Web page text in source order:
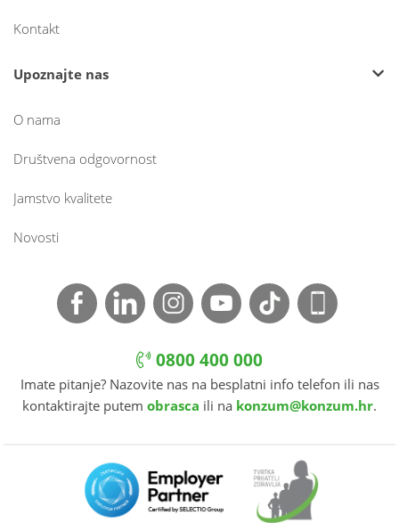
Kontakt
Upoznajte nas
O nama
Društvena odgovornost
Jamstvo kvalitete
Novosti
0800 400 000
Imate pitanje? Nazovite nas na besplatni info telefon ili nas
kontaktirajte putem obrasca ili na konzum@konzum.hr.